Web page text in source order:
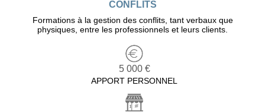
CONFLITS
Formations à la gestion des conflits, tant verbaux que
physiques, entre les professionnels et leurs clients.
5 000 €
APPORT PERSONNEL